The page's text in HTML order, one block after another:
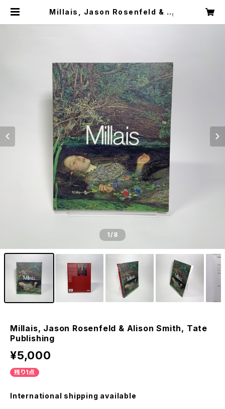
Millais, Jason Rosenfeld & Al
1/8
Millais, Jason Rosenfeld & Alison Smith, Tate
Publishing
¥5,000
残り1点
International shipping available